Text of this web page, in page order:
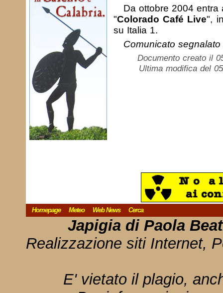
Da ottobre 2004 entra
"Colorado Café Live",
su Italia 1.
Comunicato
Documento creato il
Ultima modifica del
Homepage Meteo Web News Cerca
Japigia di Paola
Realizzazione siti Internet,
E' vietato il plagio,